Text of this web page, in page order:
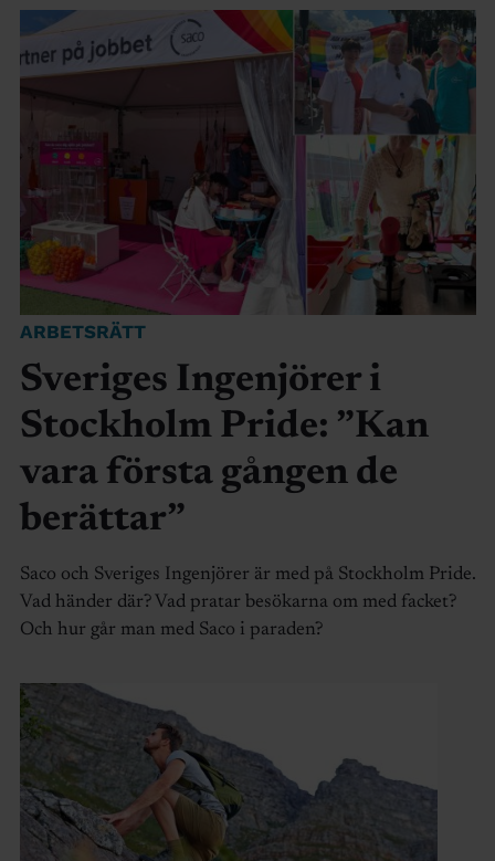
ARBETSRÄTT
Sveriges Ingenjörer i
Stockholm Pride: ”Kan
vara första gången de
berättar”
Saco och Sveriges Ingenjörer är med på Stockholm Pride.
Vad händer där? Vad pratar besökarna om med facket?
Och hur går man med Saco i paraden?